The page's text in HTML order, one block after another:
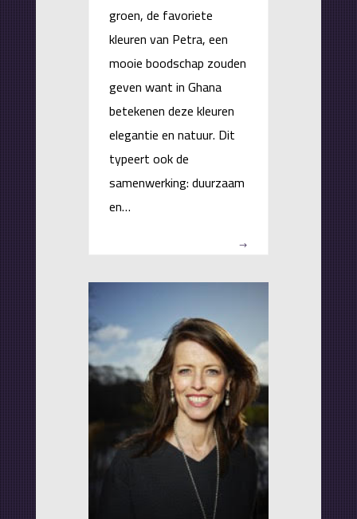
groen, de favoriete
kleuren van Petra, een
mooie boodschap zouden
geven want in Ghana
betekenen deze kleuren
elegantie en natuur. Dit
typeert ook de
samenwerking: duurzaam
en…